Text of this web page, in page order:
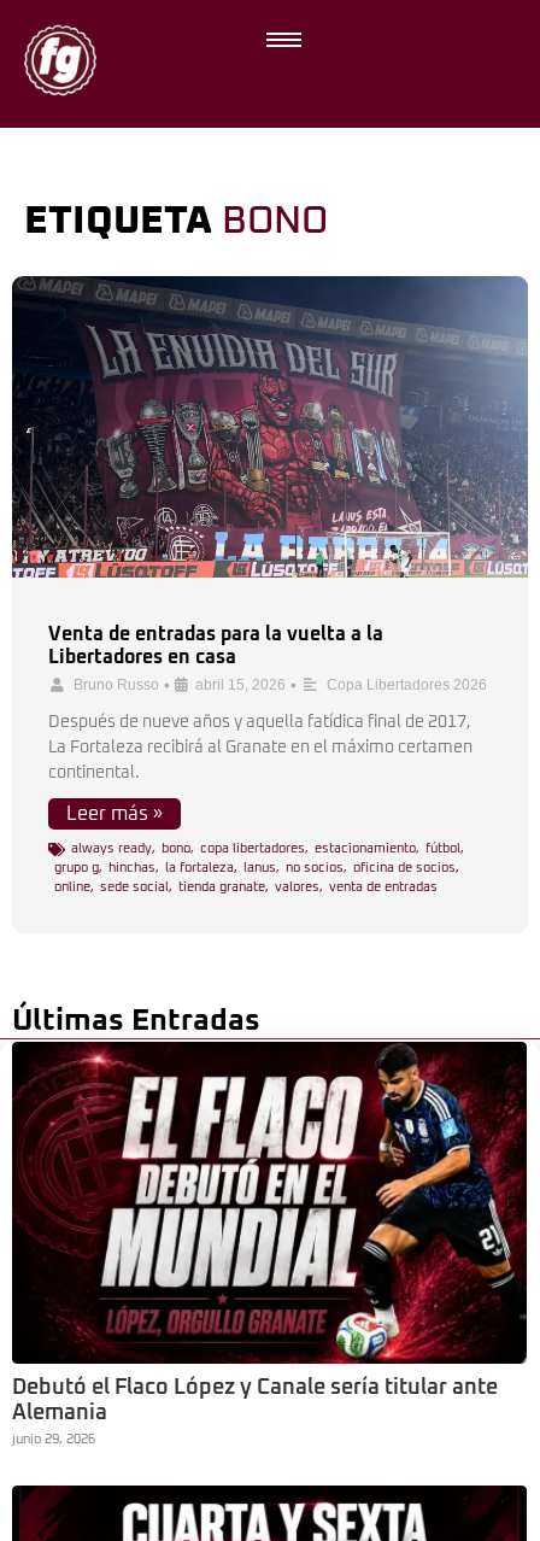
ETIQUETA BONO
Venta de entradas para la vuelta a la
Libertadores en casa
Bruno Russo • abril 15, 2026 • Copa Libertadores 2026
Después de nueve años y aquella fatídica final de 2017,
La Fortaleza recibirá al Granate en el máximo certamen
continental.
Leer más »
always ready, bono, copa libertadores, estacionamiento, fútbol ,
grupo g, hinchas, la fortaleza, lanus, no socios, oficina de socios,
online, sede social , tienda granate, valores, venta de entradas
Últimas Entradas
Debutó el Flaco López y Canale sería titular ante
Alemania
junio 29, 2026